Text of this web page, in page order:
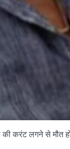
की करंट लगने से